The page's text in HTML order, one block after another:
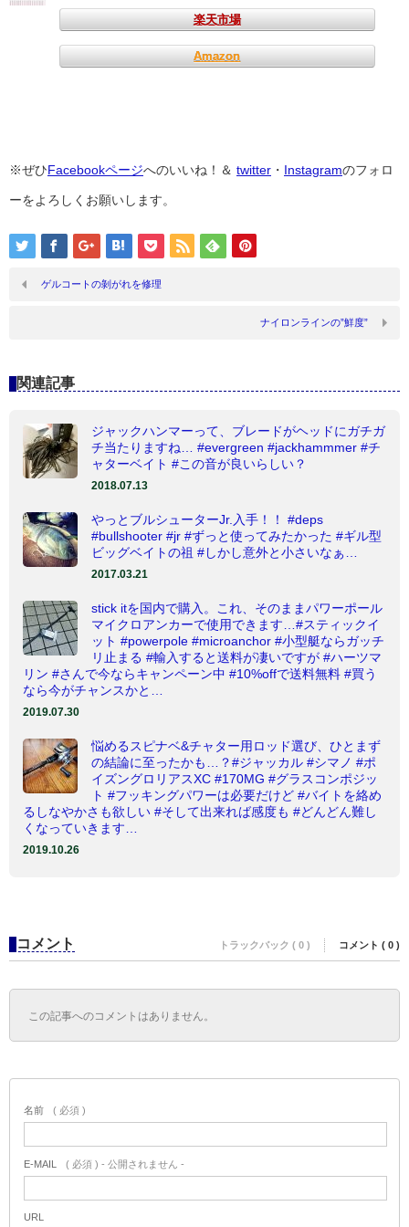
楽天市場
Amazon
※ぜひFacebookページへのいいね！＆ twitter ・ Instagramのフォロ
ーをよろしくお願いします。
ゲルコートの剝がれを修理
ナイロンラインの”鮮度”
関連記事
ジャックハンマーって、ブレードがヘッドにガチガ
チ当たりますね… #evergreen #jackhammmer #チ
ャターベイト #この音が良いらしい？
2018.07.13
やっとブルシューターJr.入手！！ #deps
#bullshooter #jr #ずっと使ってみたかった #ギル型
ビッグベイトの祖 #しかし意外と小さいなぁ…
2017.03.21
stick itを国内で購入。これ、そのままパワーポール
マイクロアンカーで使用できます…#スティックイ
ット #powerpole #microanchor #小型艇ならガッチ
リ止まる #輸入すると送料が凄いですが #ハーツマ
リン #さんで今ならキャンペーン中 #10%offで送料無料 #買う
なら今がチャンスかと…
2019.07.30
悩めるスピナベ&チャター用ロッド選び、ひとまず
の結論に至ったかも…？#ジャッカル #シマノ #ポ
イズングロリアスXC #170MG #グラスコンポジッ
ト #フッキングパワーは必要だけど #バイトを絡め
るしなやかさも欲しい #そして出来れば感度も #どんどん難し
くなっていきます…
2019.10.26
コメント トラックバック ( 0 ) コメント ( 0 )
この記事へのコメントはありません。
名前 ( 必須 )
E-MAIL ( 必須 ) - 公開されません -
URL